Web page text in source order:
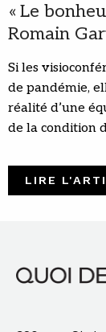
« Le
Romain
Si les
de pandémie,
réalité d’une
de la condition
LIRE